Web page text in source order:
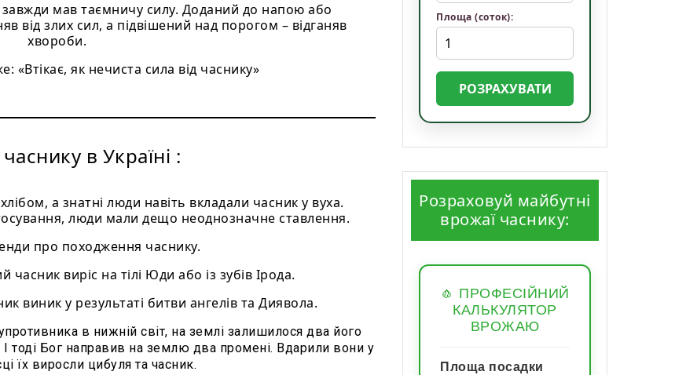
мав таємничу силу. Доданий до напою або
від злих сил, а підвішений над порогом – відганяв
хвороби.
«Втікає, як нечиста сила від часнику»
часнику в Україні :
а знатні люди навіть вкладали часник у вуха.
люди мали дещо неоднозначне ставлення.
про походження часнику.
виріс на тілі Юди або із зубів Ірода.
виник у результаті битви ангелів та Диявола.
в нижній світ, на землі залишилося два його
тоді Бог направив на землю два промені. Вдарили вони у
їх виросли цибуля та часник.
Площа (соток):
РОЗРАХУВАТИ
Розраховуй майбутні
врожаї часнику:
🧄 ПРОФЕСІЙНИЙ
КАЛЬКУЛЯТОР
ВРОЖАЮ
Площа посадки